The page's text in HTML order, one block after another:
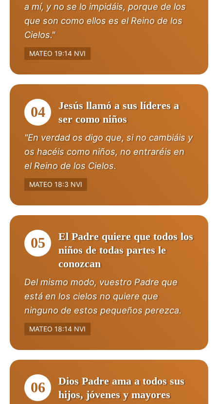
a mí, y no se lo impidáis, porque de los
que son como ellos es el Reino de los
Cielos."
MATEO 19:14 NVI
04
Jesús llamó a sus líderes a
ser como niños
"En verdad os digo que, si no cambiáis y
os hacéis como niños, no entraréis en
el Reino de los Cielos.
MATEO 18:3 NVI
05
El Padre quiere que todos los
niños de todas partes le
conozcan
Del mismo modo, vuestro Padre que
está en los cielos no quiere que
ninguno de estos pequeños perezca.
MATEO 18:14 NVI
06
Dios Padre ama a todos sus
hijos, jóvenes y mayores